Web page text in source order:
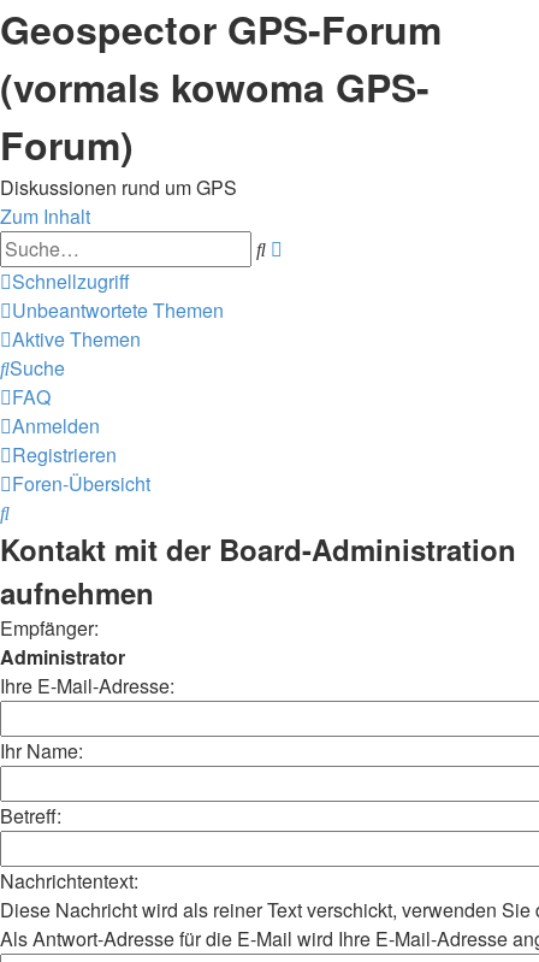
Geospector GPS-Forum
(vormals kowoma GPS-
Forum)
Diskussionen rund um GPS
Zum Inhalt
Suche
Schnellzugriff
Unbeantwortete Themen
Aktive Themen
Suche
FAQ
Anmelden
Registrieren
Foren-Übersicht
Suche
Kontakt mit der Board-Administration
aufnehmen
Empfänger:
Administrator
Ihre E-Mail-Adresse:
Ihr Name:
Betreff:
Nachrichtentext:
Diese Nachricht wird als reiner Text verschickt, verwenden
Als Antwort-Adresse für die E-Mail wird Ihre E-Mail-Adresse